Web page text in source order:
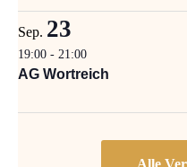
Sep. 23
19:00 - 21:00
AG Wortreich